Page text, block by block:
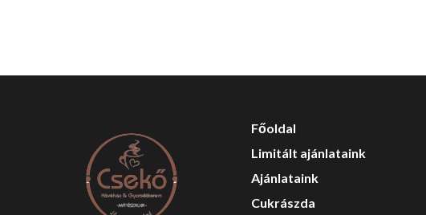
Főoldal
Limitált ajánlataink
Ajánlataink
Cukrászda